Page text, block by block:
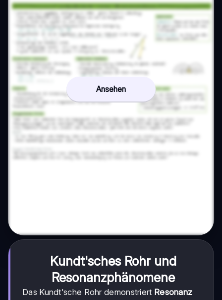
Ansehen
Kundt'sches Rohr und
Resonanzphänomene
Das Kundt'sche Rohr demonstriert Resonanz